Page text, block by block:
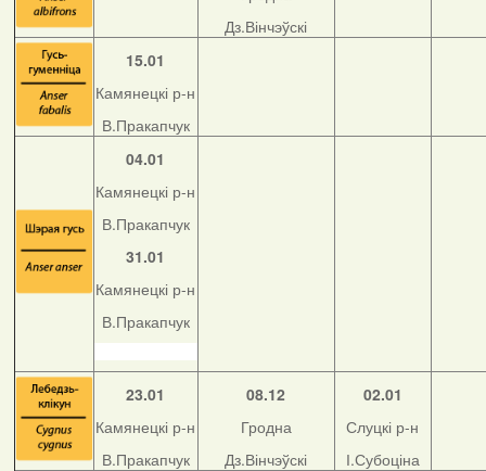
Дз.Вінчэўскі
15.01
Камянецкі р-н
В.Пракапчук
04.01
Камянецкі р-н
В.Пракапчук
31.01
Камянецкі р-н
В.Пракапчук
23.01
Камянецкі р-н
В.Пракапчук
08.12
Гродна
Дз.Вінчэўскі
02.01
Слуцкі р-н
І.Субоціна